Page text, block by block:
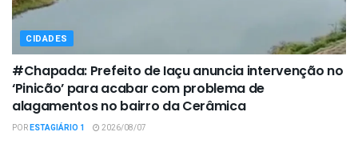
CIDADES
#Chapada: Prefeito de Iaçu anuncia intervenção no
‘Pinicão’ para acabar com problema de
alagamentos no bairro da Cerâmica
PORESTAGIÁRIO 1 2026/08/07